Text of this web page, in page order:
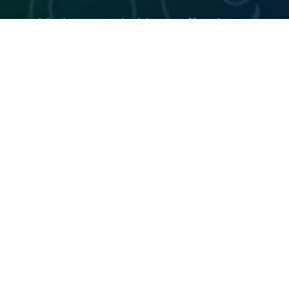
bbglassceo@bahbongofficial.com